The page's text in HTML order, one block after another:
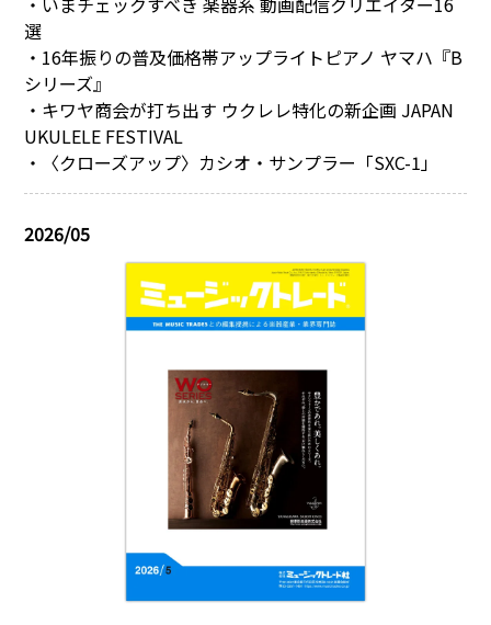
選
・16年振りの普及価格帯アップライトピアノ ヤマハ『B
シリーズ』
・キワヤ商会が打ち出す ウクレレ特化の新企画 JAPAN
UKULELE FESTIVAL
・〈クローズアップ〉カシオ・サンプラー「SXC-1」
2026/05